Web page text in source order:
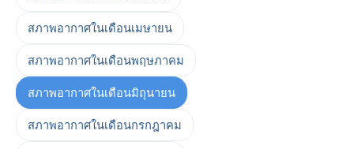
สภาพอากาศในเดือนเมษายน
สภาพอากาศในเดือนพฤษภาคม
สภาพอากาศในเดือนมิถุนายน
สภาพอากาศในเดือนกรกฎาคม